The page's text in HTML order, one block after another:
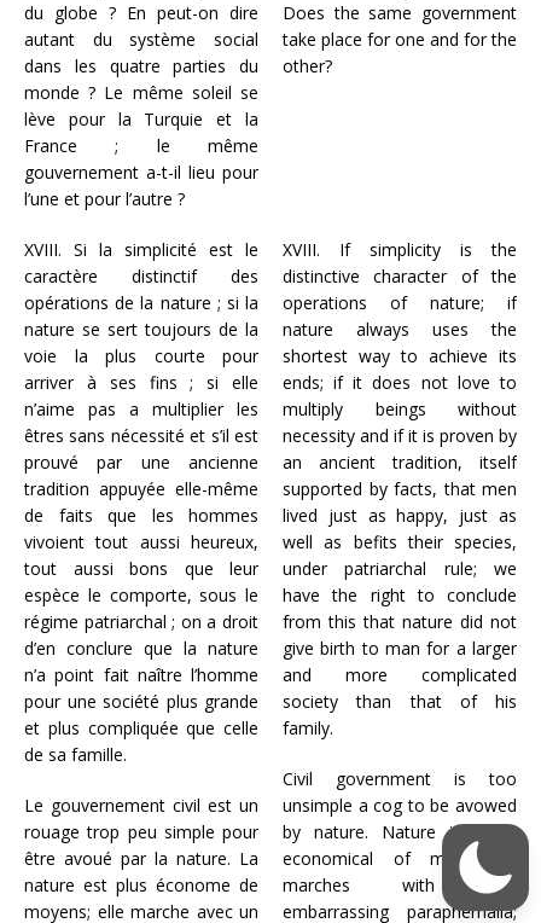
du globe ? En peut-on dire
autant du système social
dans les quatre parties du
monde ? Le même soleil se
lève pour la Turquie et la
France ; le même
gouvernement a-t-il lieu pour
l’une et pour l’autre ?
Does the same government
take place for one and for the
other?
XVIII. Si la simplicité est le
caractère distinctif des
opérations de la nature ; si la
nature se sert toujours de la
voie la plus courte pour
arriver à ses fins ; si elle
n’aime pas a multiplier les
êtres sans nécessité et s’il est
prouvé par une ancienne
tradition appuyée elle-même
de faits que les hommes
vivoient tout aussi heureux,
tout aussi bons que leur
espèce le comporte, sous le
régime patriarchal ; on a droit
d’en conclure que la nature
n’a point fait naître l’homme
pour une société plus grande
et plus compliquée que celle
de sa famille.
Le gouvernement civil est un
rouage trop peu simple pour
être avoué par la nature. La
nature est plus économe de
moyens; elle marche avec un
XVIII.
If simplicity is the
distinctive character of the
operations of nature;
if
nature always uses the
shortest way to achieve its
ends; if it does not love to
multiply beings without
necessity and if it is proven by
an ancient tradition, itself
supported by facts, that men
lived just as happy, just as
well as befits their species,
under patriarchal rule;
we
have the right to conclude
from this that nature did not
give birth to man for a larger
and more complicated
society than that of his
family.
Civil government is too
unsimple a cog to be avowed
by nature.
Nature is more
economical of means;
marches with less
embarrassing paraphernalia;